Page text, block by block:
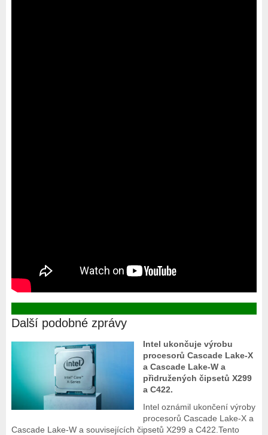
Další podobné zprávy
Intel ukončuje výrobu
procesorů Cascade Lake-X
a Cascade Lake-W a
přidružených čipsetů X299
a C422.
Intel oznámil ukončení výroby
procesorů Cascade Lake-X a
Cascade Lake-W a souvisejících čipsetů X299 a C422.Tento